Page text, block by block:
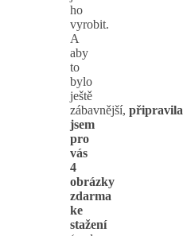
ho
vyrobit.
A
aby
to
bylo
ještě
zábavnější, připravila
jsem
pro
vás
4
obrázky
zdarma
ke
stažení